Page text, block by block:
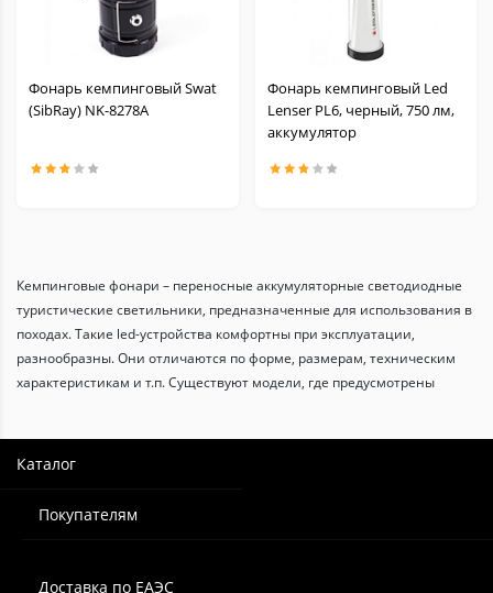
Фонарь кемпинговый Swat
(SibRay) NK-8278A
Фонарь кемпинговый Led
Lenser PL6, черный, 750 лм,
аккумулятор
Кемпинговые фонари – переносные аккумуляторные светодиодные
туристические светильники, предназначенные для использования в
походах. Такие led-устройства комфортны при эксплуатации,
разнообразны. Они отличаются по форме, размерам, техническим
характеристикам и т.п. Существуют модели, где предусмотрены
радиусом действия до 100 м. Светодиод может давать свет
Фонарь светодиодный кемпинговый, благодаря емкому
могут заряжаться при помощи USB, сети 220, есть аккумуляторные
Каталог
Покупателям
Доставка по ЕАЭС